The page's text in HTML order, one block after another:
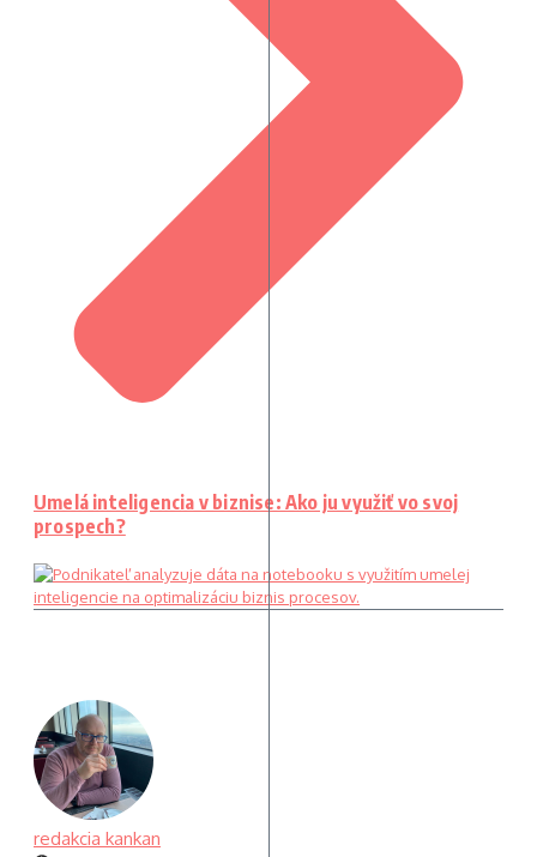
Umelá inteligencia v biznise: Ako ju využiť vo svoj
prospech?
redakcia kankan